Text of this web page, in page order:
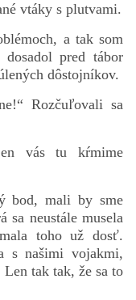
vtáky s plutvami.
a tak som
pred tábor
dôstojníkov.
Rozčuľovali sa
vás tu kŕmime
bod, mali by sme
sa neustále musela
toho už dosť.
s našimi vojakmi,
tak tak, že sa to